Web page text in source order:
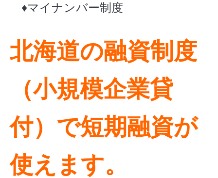
♦マイナンバー制度
北海道の融資制度
（小規模企業貸
付）で短期融資が
使えます。